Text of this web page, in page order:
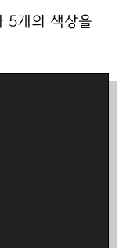
5개의 색상을